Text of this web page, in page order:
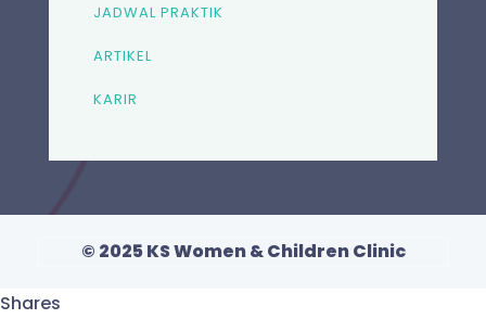
JADWAL PRAKTIK
ARTIKEL
KARIR
© 2025 KS Women & Children Clinic
Shares